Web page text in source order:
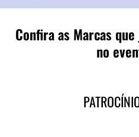
Confira as Marcas
no